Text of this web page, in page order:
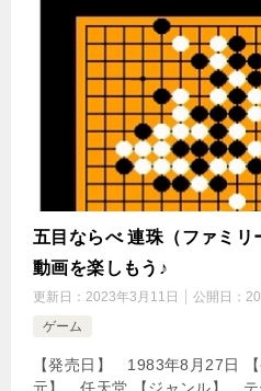
五目ならべ 連珠（ファミ
動画を楽しもう♪
更新日： 2023年3月11日 公開日：
ゲーム
【発売日】 1983年8月27日